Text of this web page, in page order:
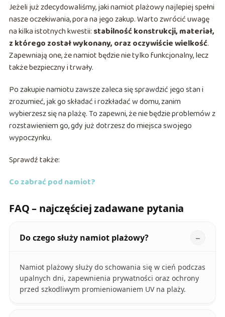
Jeżeli już zdecydowaliśmy, jaki namiot plażowy najlepiej spełni
nasze oczekiwania, pora na jego zakup. Warto zwrócić uwagę
na kilka istotnych kwestii: stabilność konstrukcji, materiał,
z którego został wykonany, oraz oczywiście wielkość.
Zapewniają one, że namiot będzie nie tylko funkcjonalny, lecz
także bezpieczny i trwały.
Po zakupie namiotu zawsze zaleca się sprawdzić jego stan i
zrozumieć, jak go składać i rozkładać w domu, zanim
wybierzesz się na plażę. To zapewni, że nie będzie problemów z
rozstawieniem go, gdy już dotrzesz do miejsca swojego
wypoczynku.
Sprawdź także:
Co zabrać pod namiot?
FAQ – najczęściej zadawane pytania
Do czego służy namiot plażowy?
Namiot plażowy służy do schowania się w cień podczas
upalnych dni, zapewnienia prywatności oraz ochrony
przed szkodliwym promieniowaniem UV na plaży.